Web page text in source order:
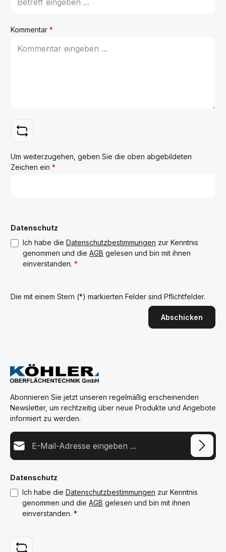
Kommentar *
Um weiterzugehen, geben Sie die oben abgebildeten
Zeichen ein *
Datenschutz
Ich habe die Datenschutzbestimmungen zur Kenntnis
genommen und die AGB gelesen und bin mit ihnen
einverstanden. *
Die mit einem Stern (*) markierten Felder sind Pflichtfelder.
Abschicken
Abonnieren Sie jetzt unseren regelmäßig erscheinenden
Newsletter, um rechtzeitig über neue Produkte und Angebote
informiert zu werden.
E-Mail-Adresse*
Datenschutz
Ich habe die Datenschutzbestimmungen zur Kenntnis
genommen und die AGB gelesen und bin mit ihnen
einverstanden. *